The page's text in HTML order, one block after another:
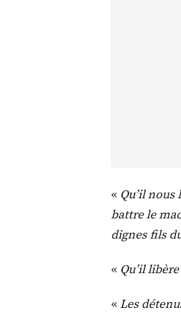
« Qu’il
battre le
dignes fils
« Qu’il
«Les